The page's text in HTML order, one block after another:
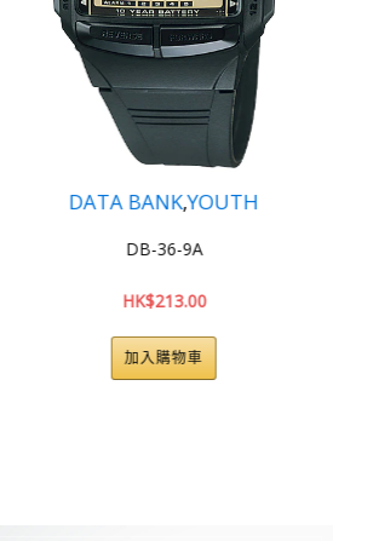
YOUTH,YOUTH 數碼
AE-2000W-9A
HK$
加入購物車